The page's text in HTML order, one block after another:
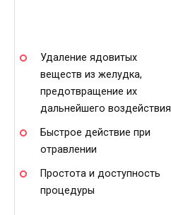
Удаление ядовитых
веществ из желудка,
предотвращение их
дальнейшего воздействия
Быстрое действие при
отравлении
Простота и доступность
процедуры